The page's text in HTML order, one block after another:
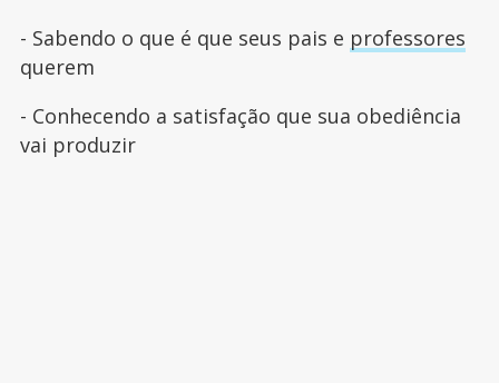
- Sabendo o que é que seus pais e professores
querem
- Conhecendo a satisfação que sua obediência
vai produzir